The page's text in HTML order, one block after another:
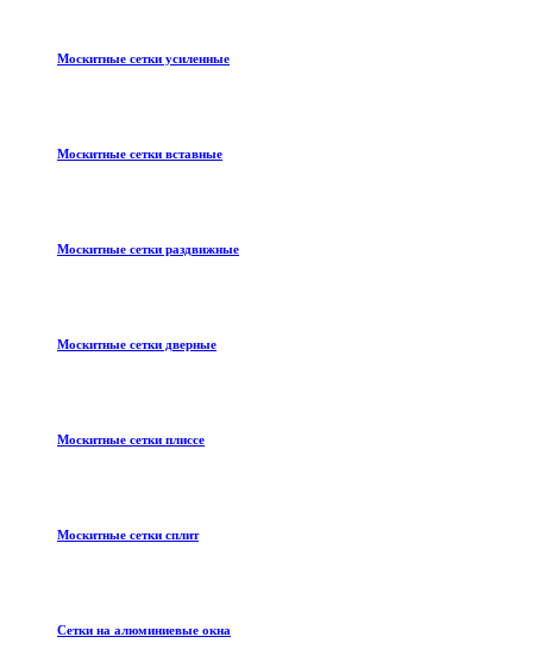
Москитные сетки усиленные
Москитные сетки вставные
Москитные сетки раздвижные
Москитные сетки дверные
Москитные сетки плиссе
Москитные сетки сплит
Сетки на алюминиевые окна